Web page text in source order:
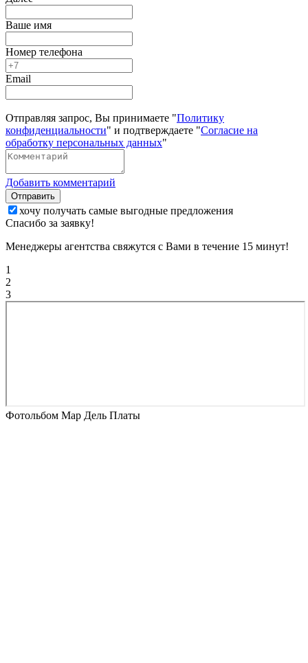
Ваше имя
Номер телефона
Email
Отправляя запрос, Вы принимаете "Политику
конфиденциальности" и подтверждаете "Согласие на
обработку персональных данных"
Добавить комментарий
Отправить
хочу получать самые выгодные предложения
Спасибо за заявку!
Менеджеры агентства свяжутся с Вами в течение 15 минут!
1
2
3
Фотольбом Мар Дель Платы